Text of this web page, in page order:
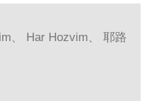
、 Har Hozvim、 耶路